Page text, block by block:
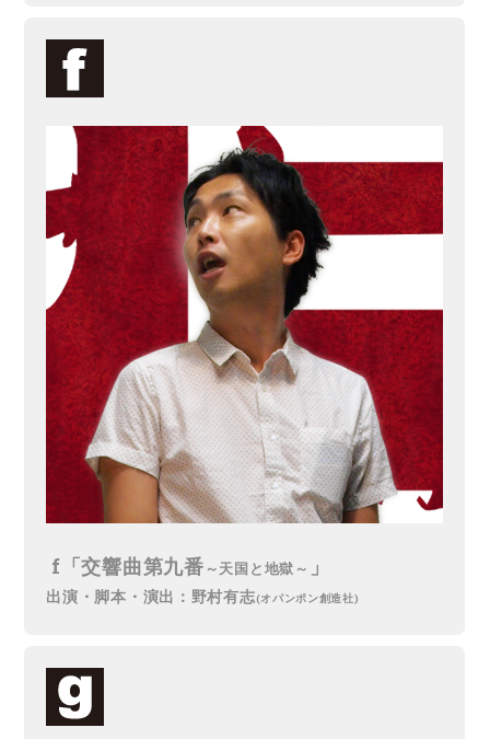
f「交響曲第九番 ～天国と地獄～ 」
出演・脚本・演出：野村有志(オパンポン創造社)